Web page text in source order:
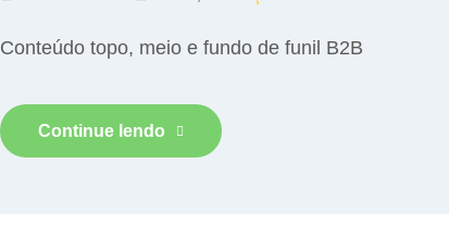
Conteúdo topo, meio e fundo de funil B2B
Continue lendo